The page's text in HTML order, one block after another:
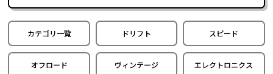
カテゴリ一覧 ドリフト スピード
オフロード ヴィンテージ エレクトロニクス